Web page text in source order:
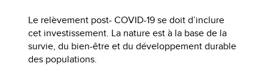
Le relèvement post- COVID-19 se doit d’inclure
cet investissement. La nature est à la base de la
survie, du bien-être et du développement durable
des populations.